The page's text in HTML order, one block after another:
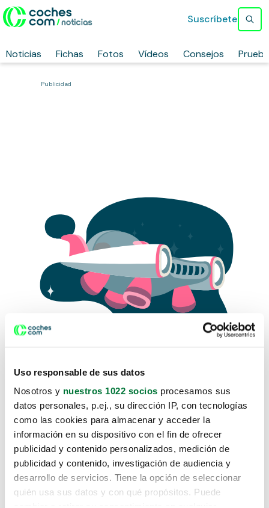
Uso responsable de sus datos
Nosotros y nuestros 1022 socios procesamos sus
datos personales, p.ej., su dirección IP, con tecnologías
como las cookies para almacenar y acceder la
información en su dispositivo con el fin de ofrecer
publicidad y contenido personalizados, medición de
publicidad y contenido, investigación de audiencia y
desarrollo de servicios. Tiene la opción de seleccionar
quién usa sus datos y con qué propósitos. Puede
Noticias Fichas Fotos Vídeos Consejos
Suscríbete
Publicidad
Lo sentimos, no sabemos como
te hemos traido hasta aquí.
Pero puedes encontrar el coche que estás
buscando en alguno de estos enlaces: